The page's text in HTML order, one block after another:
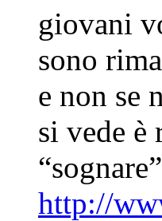
giovani
sono
e non se
si vede è
http://